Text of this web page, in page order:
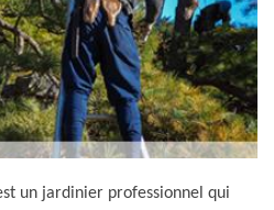
un jardinier professionnel qui